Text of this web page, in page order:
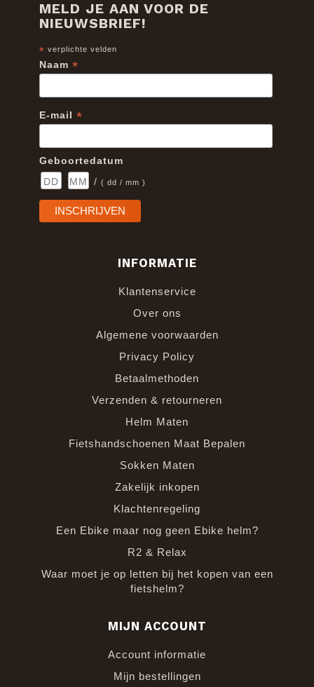
MELD JE AAN VOOR DE
NIEUWSBRIEF!
* verplichte velden
Naam *
E-mail *
Geboortedatum
/ ( dd / mm )
INFORMATIE
Klantenservice
Over ons
Algemene voorwaarden
Privacy Policy
Betaalmethoden
Verzenden & retourneren
Helm Maten
Fietshandschoenen Maat Bepalen
Sokken Maten
Zakelijk inkopen
Klachtenregeling
Een Ebike maar nog geen Ebike helm?
R2 & Relax
Waar moet je op letten bij het kopen van een
fietshelm?
MIJN ACCOUNT
Account informatie
Mijn bestellingen